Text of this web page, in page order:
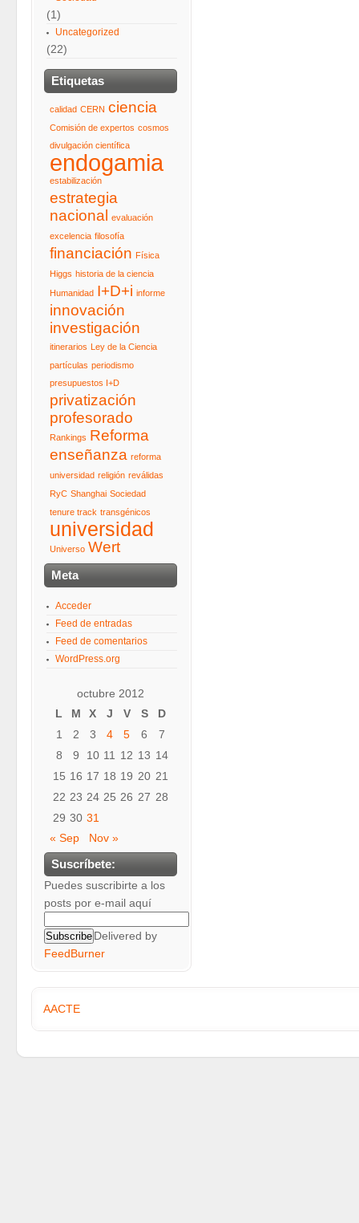
(1)
Uncategorized
(22)
Etiquetas
calidad CERN ciencia
Comisión de expertos cosmos
divulgación científica
endogamia
estabilización
estrategia
nacional
evaluación
excelencia filosofía
financiación Física
Higgs historia de la ciencia
Humanidad I+D+i informe
innovación
investigación
itinerarios Ley de la Ciencia
partículas periodismo
presupuestos I+D
privatización
profesorado
Rankings Reforma
enseñanza reforma
universidad religión reválidas
RyC Shanghai Sociedad
tenure track transgénicos
universidad
Universo Wert
Meta
Acceder
Feed de entradas
Feed de comentarios
WordPress.org
octubre 2012
L
M X J V S
D
1
2 3 4 5 6
7
8
9 10 11 12 13 14
15 16 17 18 19 20 21
22 23 24 25 26 27 28
29 30 31
« Sep
Nov »
Suscríbete:
Puedes suscribirte a los
posts por e-mail aquí
Delivered by
FeedBurner
AACTE